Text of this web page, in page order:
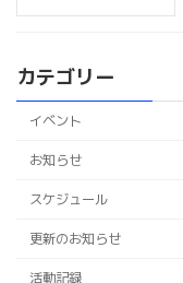
カテゴリー
イベント
お知らせ
スケジュール
更新のお知らせ
活動記録